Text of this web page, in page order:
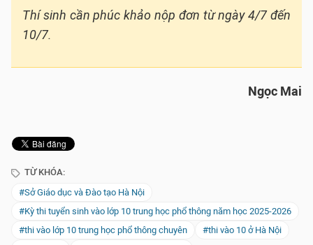
Thí sinh cần phúc khảo nộp đơn từ ngày 4/7 đến
10/7.
Ngọc Mai
TỪ KHÓA:
#Sở Giáo dục và Đào tạo Hà Nội
#Kỳ thi tuyển sinh vào lớp 10 trung học phổ thông năm học 2025-2026
#thi vào lớp 10 trung học phổ thông chuyên
#thi vào 10 ở Hà Nội